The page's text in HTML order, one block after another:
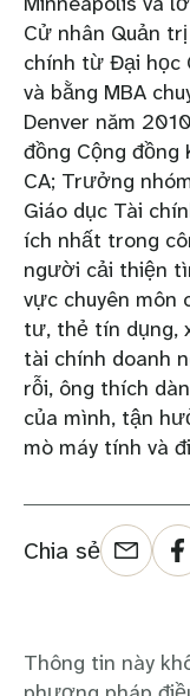
Cử nhân Quản
chính từ Đại học
và bằng MBA
Denver năm
đồng Cộng đồng
CA; Trưởng
Giáo dục Tài
ích nhất trong
người cải thiện
vực chuyên môn
tư, thẻ tín dụng,
tài chính doanh
rỗi, ông thích
của mình, tận
mò máy tính và
Chia sẻ
Thông tin này